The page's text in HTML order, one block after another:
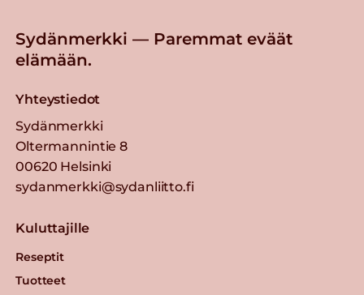
Sydänmerkki — Paremmat eväät
elämään.
Yhteystiedot
Sydänmerkki
Oltermannintie 8
00620 Helsinki
sydanmerkki@sydanliitto.fi
Kuluttajille
Reseptit
Tuotteet